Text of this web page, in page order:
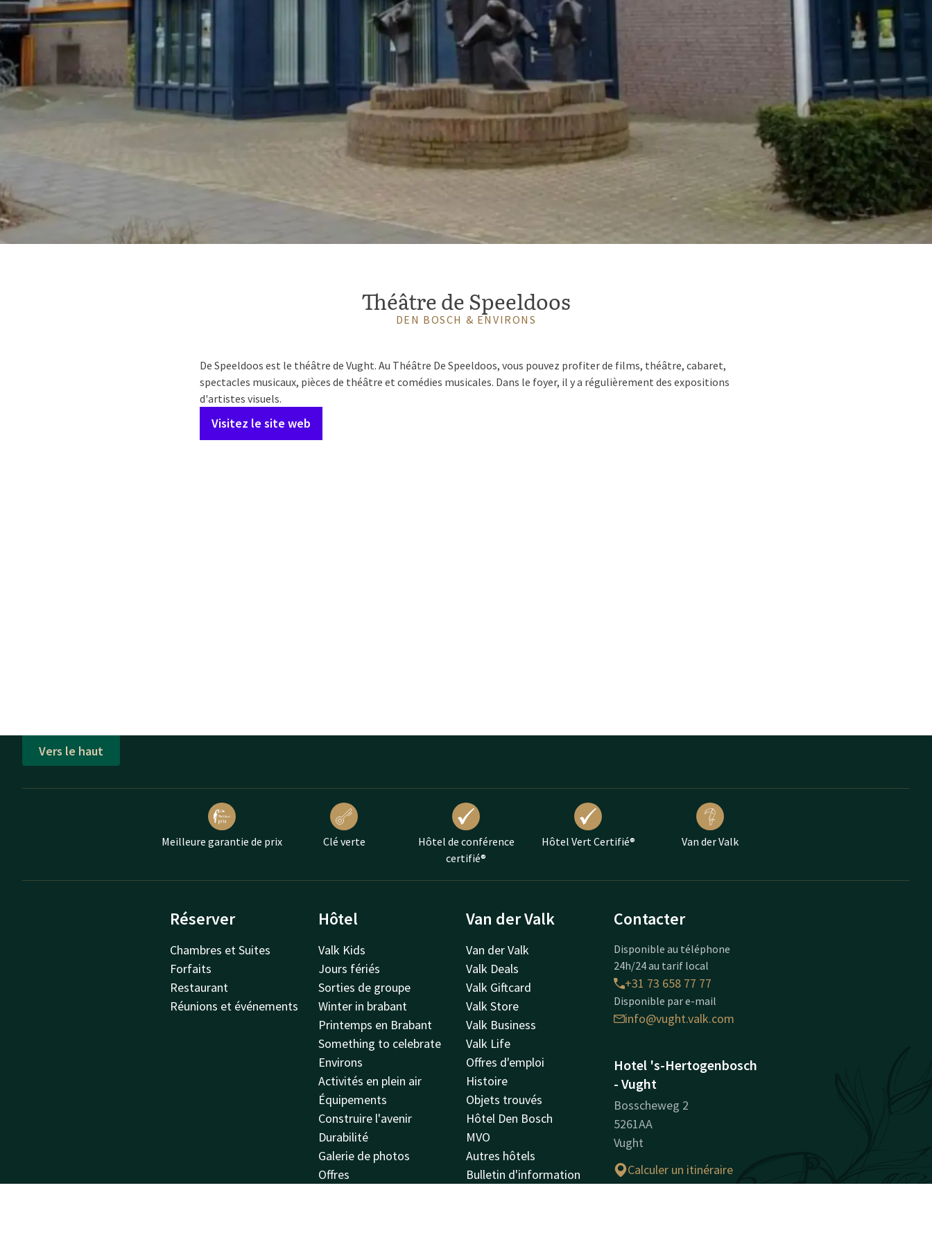
Théâtre de Speeldoos
DEN BOSCH & ENVIRONS
De Speeldoos est le théâtre de Vught. Au Théâtre De Speeldoos, vous pouvez profiter de films, théâtre, cabaret,
spectacles musicaux, pièces de théâtre et comédies musicales. Dans le foyer, il y a régulièrement des expositions
d'artistes visuels.
Visitez le site web
Vers le haut
Meilleure garantie de prix Clé verte
Hôtel de conférence
certifié®
Hôtel Vert Certifié® Van der Valk
Réserver
Chambres et Suites
Forfaits
Restaurant
Réunions et événements
Hôtel
Valk Kids
Jours fériés
Sorties de groupe
Winter in brabant
Printemps en Brabant
Something to celebrate
Environs
Activités en plein air
Équipements
Construire l'avenir
Durabilité
Galerie de photos
Offres
Van der Valk
Van der Valk
Valk Deals
Valk Giftcard
Valk Store
Valk Business
Valk Life
Offres d'emploi
Histoire
Objets trouvés
Hôtel Den Bosch
MVO
Autres hôtels
Bulletin d'information
Contacter
Disponible au téléphone
24h/24 au tarif local
+31 73 658 77 77
Disponible par e-mail
info@vught.valk.com
Hotel 's-Hertogenbosch
- Vught
Bosscheweg 2
5261AA
Vught
Calculer un itinéraire